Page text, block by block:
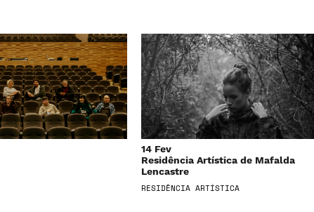
14 Fev
Residência Artística de Mafalda
Lencastre
RESIDÊNCIA ARTÍSTICA